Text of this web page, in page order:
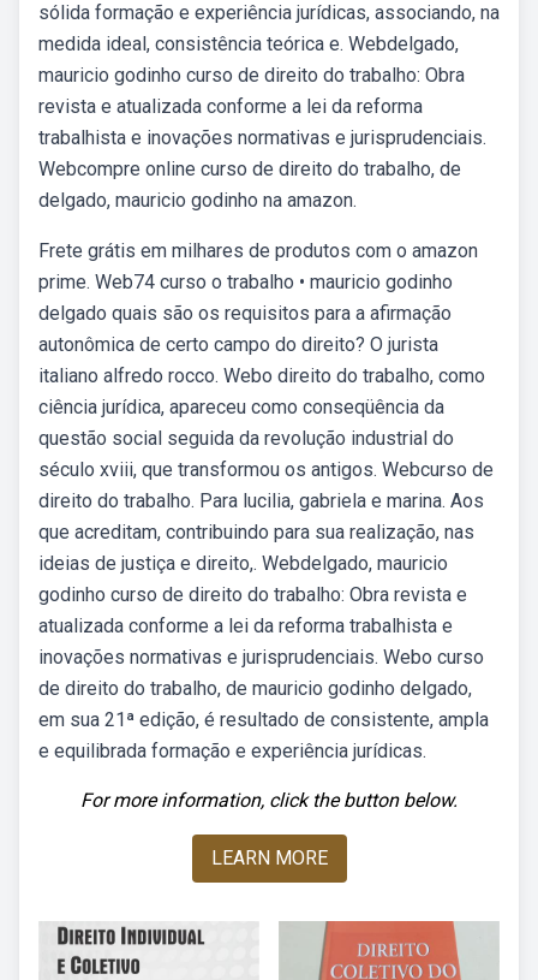
sólida formação e experiência jurídicas, associando, na
medida ideal, consistência teórica e. Webdelgado,
mauricio godinho curso de direito do trabalho: Obra
revista e atualizada conforme a lei da reforma
trabalhista e inovações normativas e jurisprudenciais.
Webcompre online curso de direito do trabalho, de
delgado, mauricio godinho na amazon.
Frete grátis em milhares de produtos com o amazon
prime. Web74 curso o trabalho • mauricio godinho
delgado quais são os requisitos para a afirmação
autonômica de certo campo do direito? O jurista
italiano alfredo rocco. Webo direito do trabalho, como
ciência jurídica, apareceu como conseqüência da
questão social seguida da revolução industrial do
século xviii, que transformou os antigos. Webcurso de
direito do trabalho. Para lucilia, gabriela e marina. Aos
que acreditam, contribuindo para sua realização, nas
ideias de justiça e direito,. Webdelgado, mauricio
godinho curso de direito do trabalho: Obra revista e
atualizada conforme a lei da reforma trabalhista e
inovações normativas e jurisprudenciais. Webo curso
de direito do trabalho, de mauricio godinho delgado,
em sua 21ª edição, é resultado de consistente, ampla
e equilibrada formação e experiência jurídicas.
For more information, click the button below.
LEARN MORE